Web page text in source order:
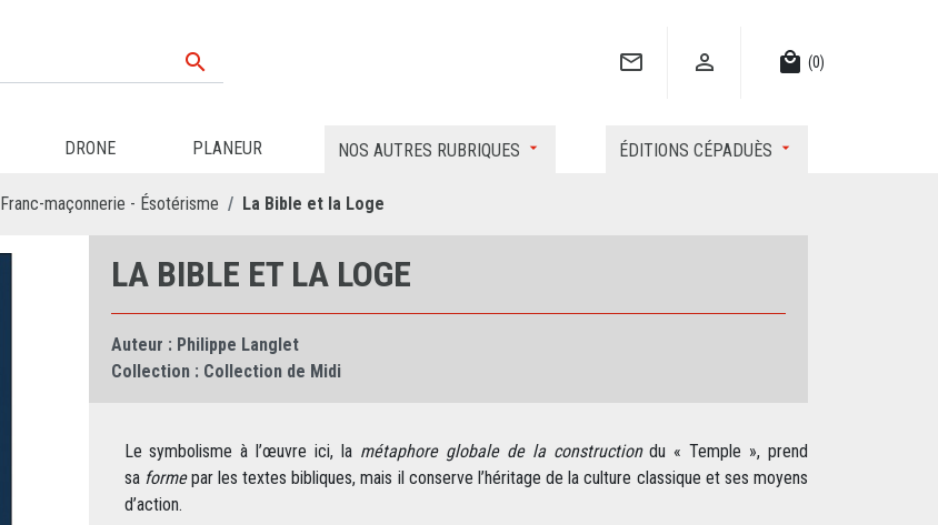
   local_mall (0)
DRONE PLANEUR NOS AUTRES RUBRIQUES ÉDITIONS CÉPADUÈS
Franc-maçonnerie - Ésotérisme La Bible et la Loge
LA BIBLE ET LA LOGE
Auteur : Philippe Langlet
Collection : Collection de Midi
Le symbolisme à l’œuvre ici, la métaphore globale de la constructiondu « Temple », prend
sa formepar les textes bibliques, mais il conserve l’héritage de la culture classique et ses moyens
d’action.